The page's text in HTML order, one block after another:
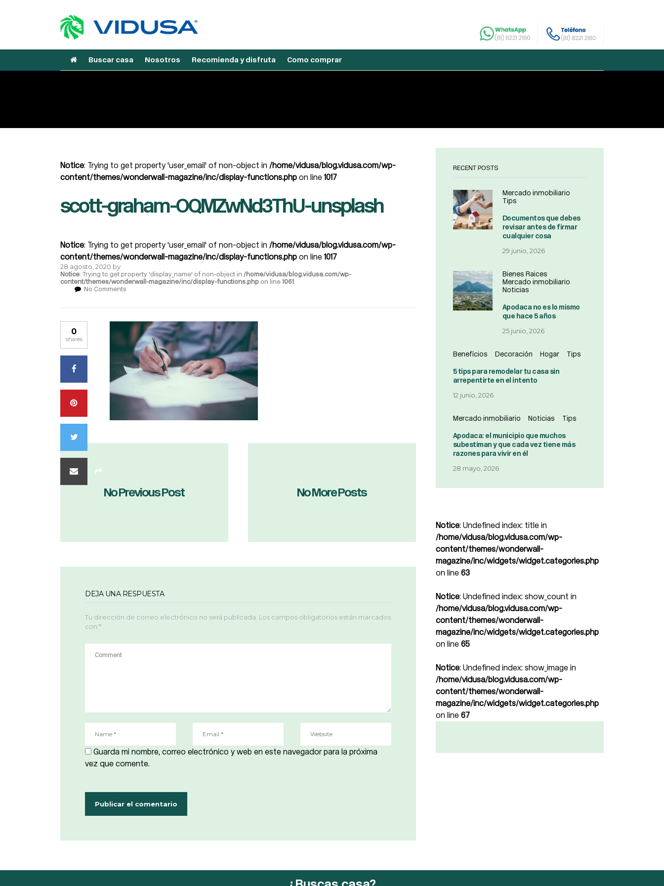
Buscar casa Nosotros Recomienda y disfruta Como comprar
Notice: Trying to get property 'user_email' of non-object in /home/vidusa/blog.vidusa.com/wp-
content/themes/wonderwall-magazine/inc/display-functions.php on line 1017
scott-graham-OQMZwNd3ThU-unsplash
Notice: Trying to get property 'user_email' of non-object in /home/vidusa/blog.vidusa.com/wp-
content/themes/wonderwall-magazine/inc/display-functions.php on line 1017
28 agosto, 2020 by
Notice: Trying to get property 'display_name' of non-object in /home/vidusa/blog.vidusa.com/wp-
content/themes/wonderwall-magazine/inc/display-functions.php on line 1061
No Comments
0
shares
No Previous Post No More Posts
DEJA UNA RESPUESTA
Tu dirección de correo electrónico no será publicada. Los campos obligatorios están marcados
con *
Guarda mi nombre, correo electrónico y web en este navegador para la próxima
vez que comente.
RECENT POSTS
Mercado inmobiliario
Tips
Documentos que debes
revisar antes de firmar
cualquier cosa
29 junio, 2026
Bienes Raices
Mercado inmobiliario
Noticias
Apodaca no es lo mismo
que hace 5 años
25 junio, 2026
Beneficios Decoración Hogar Tips
5 tips para remodelar tu casa sin
arrepentirte en el intento
12 junio, 2026
Mercado inmobiliario Noticias Tips
Apodaca: el municipio que muchos
subestiman y que cada vez tiene más
razones para vivir en él
28 mayo, 2026
Notice: Undefined index: title in
/home/vidusa/blog.vidusa.com/wp-
content/themes/wonderwall-
magazine/inc/widgets/widget.categories.php
on line 63
Notice: Undefined index: show_count in
/home/vidusa/blog.vidusa.com/wp-
content/themes/wonderwall-
magazine/inc/widgets/widget.categories.php
on line 65
Notice: Undefined index: show_image in
/home/vidusa/blog.vidusa.com/wp-
content/themes/wonderwall-
magazine/inc/widgets/widget.categories.php
on line 67